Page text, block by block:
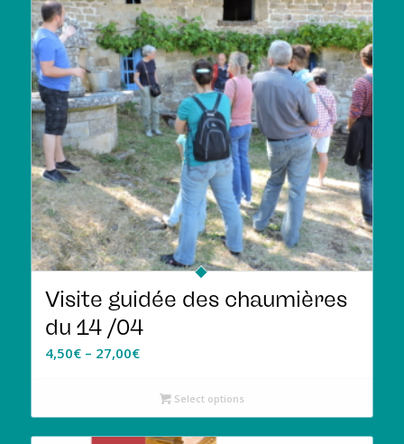
Visite guidée des chaumières
du 14 /04
4,50€– 27,00€
Select options